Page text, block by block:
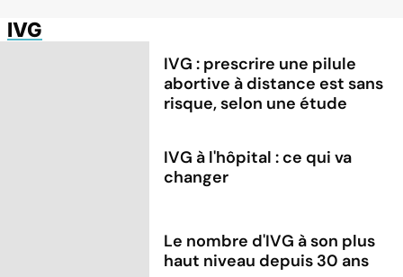
IVG
IVG : prescrire une pilule
abortive à distance est sans
risque, selon une étude
IVG à l'hôpital : ce qui va
changer
Le nombre d'IVG à son plus
haut niveau depuis 30 ans